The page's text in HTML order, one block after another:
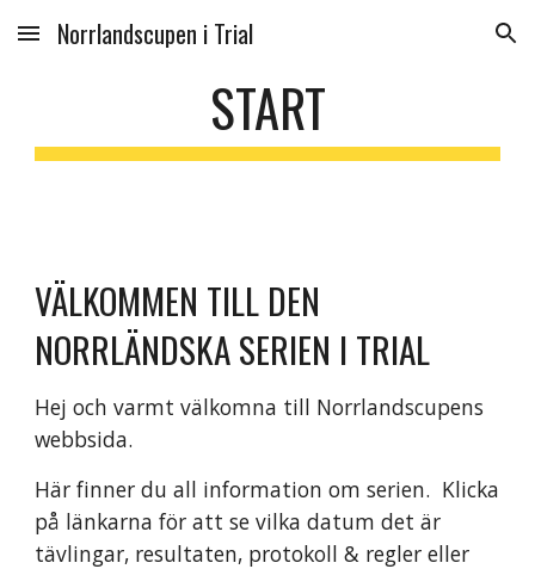
Skip to main content Skip to navigation
Norrlandscupen i Trial
START
VÄLKOMMEN TILL DEN
NORRLÄNDSKA SERIEN I TRIAL
Hej och varmt välkomna till Norrlandscupens
webbsida.
Här finner du all information om serien. Klicka
på länkarna för att se vilka datum det är
tävlingar, resultaten, protokoll & regler eller